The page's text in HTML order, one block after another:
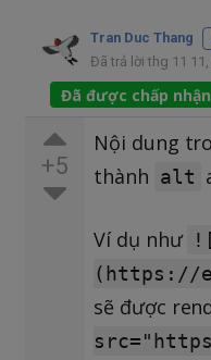
Tran Duc Thang
Đã trả lời thg 11 11,
Đã được chấp nhận
+5
Nội dung
thành alt
Ví dụ như
(https://
sẽ được